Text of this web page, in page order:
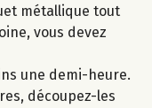
métallique tout
vous devez
une demi-heure.
découpez-les